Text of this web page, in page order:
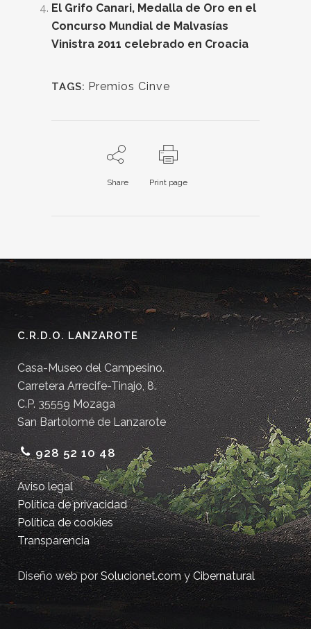
El Grifo Canari, Medalla de Oro en el
Concurso Mundial de Malvasías
Vinistra 2011 celebrado en Croacia
TAGS: Premios Cinve
Share Print page
C.R.D.O. LANZAROTE
Casa-Museo del Campesino.
Carretera Arrecife-Tinajo, 8.
C.P. 35559 Mozaga
San Bartolomé de Lanzarote
928 52 10 48
Aviso legal
Política de privacidad
Política de cookies
Transparencia
Diseño web porSolucionet.comyCibernatural